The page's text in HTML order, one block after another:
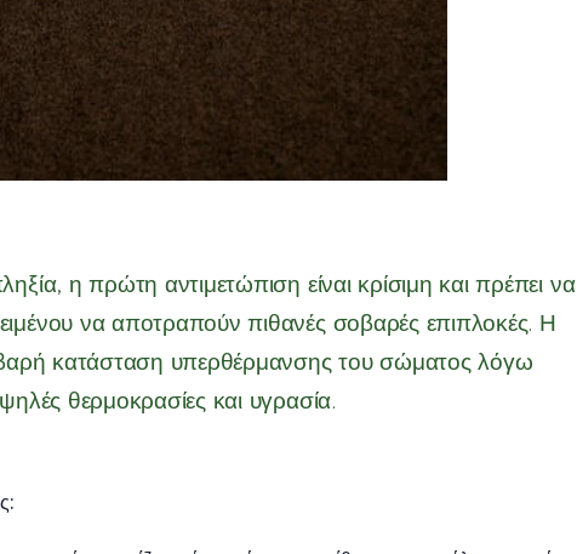
η πρώτη αντιμετώπιση είναι κρίσιμη και πρέπει να
να αποτραπούν πιθανές σοβαρές επιπλοκές. Η
κατάσταση υπερθέρμανσης του σώματος λόγω
θερμοκρασίες και υγρασία.